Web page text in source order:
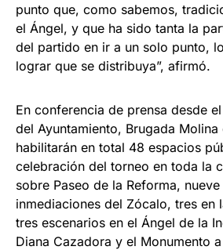
punto que, como sabemos,
el Ángel, y que ha sido tanta la
del partido en ir a un solo punto,
lograr que se distribuya”, afirmó.
En conferencia de prensa desde
del Ayuntamiento, Brugada
habilitarán en total 48 espacios
celebración del torneo en toda la
sobre Paseo de la Reforma,
inmediaciones del Zócalo, tres en
tres escenarios en el Ángel de la
Diana Cazadora y el Monumento